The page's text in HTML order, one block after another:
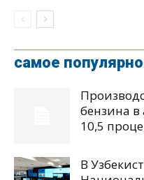
самое
бензина в
10,5
В